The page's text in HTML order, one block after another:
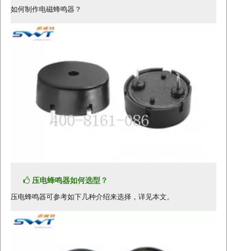
如何制作电磁蜂鸣器？
压电蜂鸣器如何选型？
压电蜂鸣器可参考如下几种介绍来选择，详见本文。